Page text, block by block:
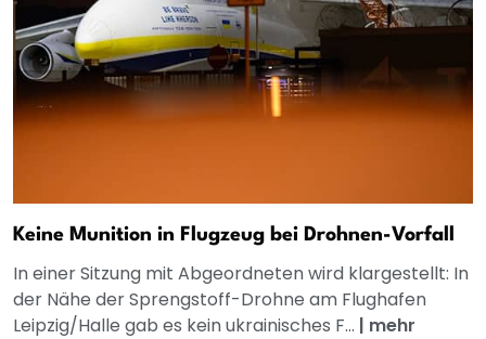
Keine Munition in Flugzeug bei Drohnen-Vorfall
In einer Sitzung mit Abgeordneten wird klargestellt: In
der Nähe der Sprengstoff-Drohne am Flughafen
Leipzig/Halle gab es kein ukrainisches F... | mehr